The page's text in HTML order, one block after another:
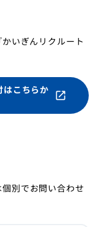
よくあるご質問
合わせ一覧
いぎんリクルート
はこちらか open_in_new
別でお問い合わせ